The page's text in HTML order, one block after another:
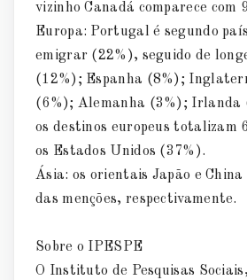
vizinho Canadá comparece com
Europa: Portugal é segundo
emigrar (22%), seguido de
(12%); Espanha (8%);
(6%); Alemanha (3%); Irlanda
os destinos europeus totalizam
os Estados Unidos (37%).
Ásia: os orientais Japão e China
das menções, respectivamente.
Sobre o IPESPE
O Instituto de Pesquisas